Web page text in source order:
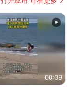
00:09